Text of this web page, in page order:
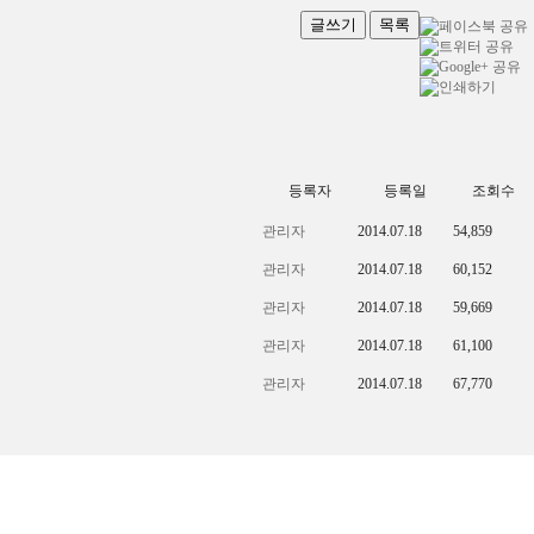
글쓰기 목록
등록자 등록일 조회수
관리자 2014.07.18 54,859
관리자 2014.07.18 60,152
관리자 2014.07.18 59,669
관리자 2014.07.18 61,100
관리자 2014.07.18 67,770